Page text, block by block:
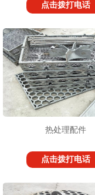
点击拨打电话
热处理配件
点击拨打电话